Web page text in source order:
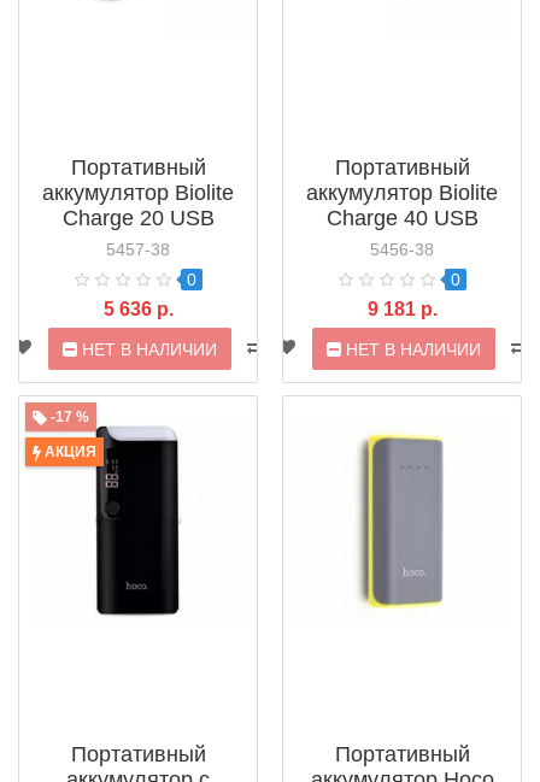
Портативный
аккумулятор Biolite
Charge 20 USB
Power Pack
5457-38
0
5 636 р.
НЕТ В НАЛИЧИИ
Портативный
аккумулятор Biolite
Charge 40 USB
Power Pack
5456-38
0
9 181 р.
НЕТ В НАЛИЧИИ
-17 %
АКЦИЯ
Портативный
Портативный